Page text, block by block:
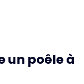
un poêle à